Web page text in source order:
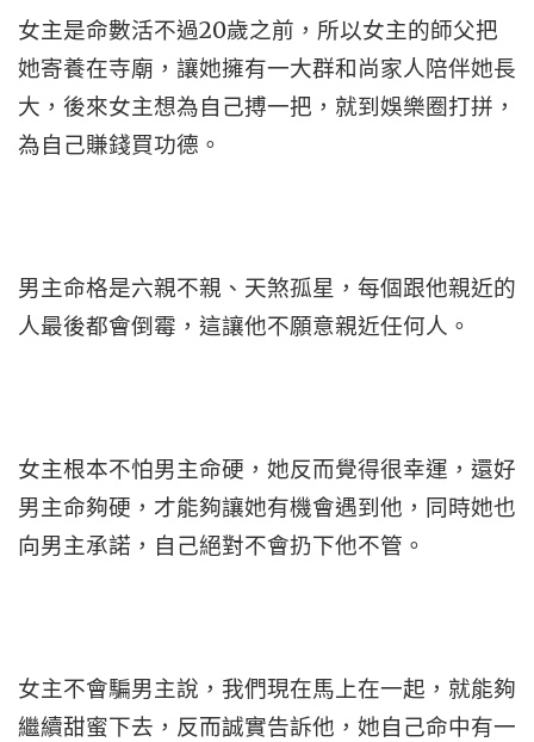
女主是命數活不過20歲之前，所以女主的師父把
她寄養在寺廟，讓她擁有一大群和尚家人陪伴她長
大，後來女主想為自己搏一把，就到娛樂圈打拼，
為自己賺錢買功德。
男主命格是六親不親、天煞孤星，每個跟他親近的
人最後都會倒霉，這讓他不願意親近任何人。
女主根本不怕男主命硬，她反而覺得很幸運，還好
男主命夠硬，才能夠讓她有機會遇到他，同時她也
向男主承諾，自己絕對不會扔下他不管。
女主不會騙男主說，我們現在馬上在一起，就能夠
繼續甜蜜下去，反而誠實告訴他，她自己命中有一